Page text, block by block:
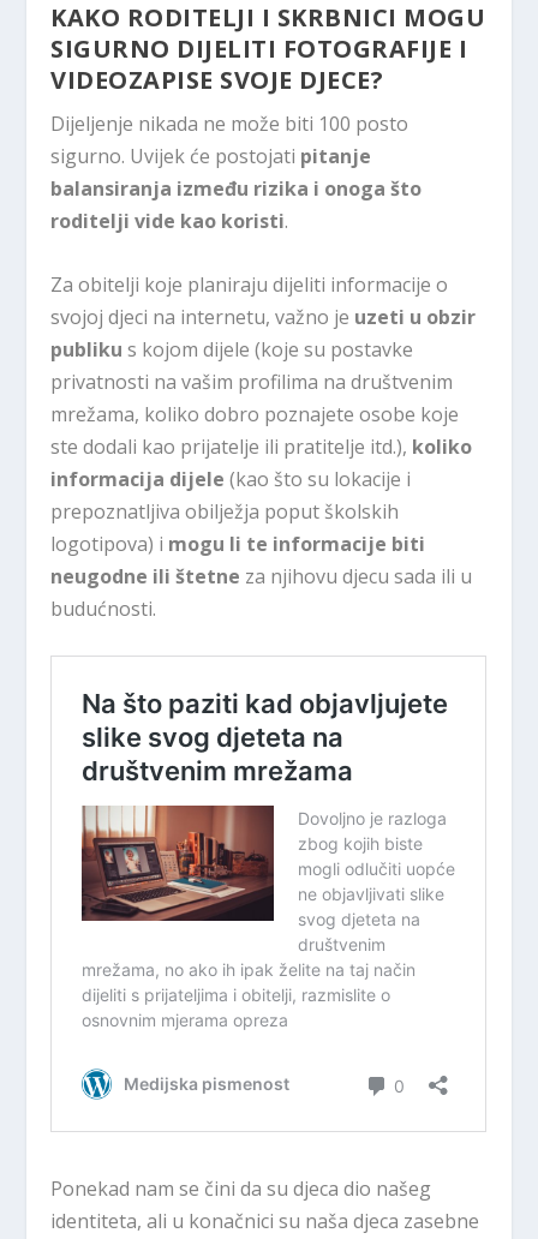
KAKO RODITELJI I SKRBNICI MOGU
SIGURNO DIJELITI FOTOGRAFIJE I
VIDEOZAPISE SVOJE DJECE?
Dijeljenje nikada ne može biti 100 posto
sigurno. Uvijek će postojati pitanje
balansiranja između rizika i onoga što
roditelji vide kao koristi.
Za obitelji koje planiraju dijeliti informacije o
svojoj djeci na internetu, važno je uzeti u obzir
publiku s kojom dijele (koje su postavke
privatnosti na vašim profilima na društvenim
mrežama, koliko dobro poznajete osobe koje
ste dodali kao prijatelje ili pratitelje itd.), koliko
informacija dijele (kao što su lokacije i
prepoznatljiva obilježja poput školskih
logotipova) i mogu li te informacije biti
neugodne ili štetne za njihovu djecu sada ili u
budućnosti.
Ponekad nam se čini da su djeca dio našeg
identiteta, ali u konačnici su naša djeca zasebne